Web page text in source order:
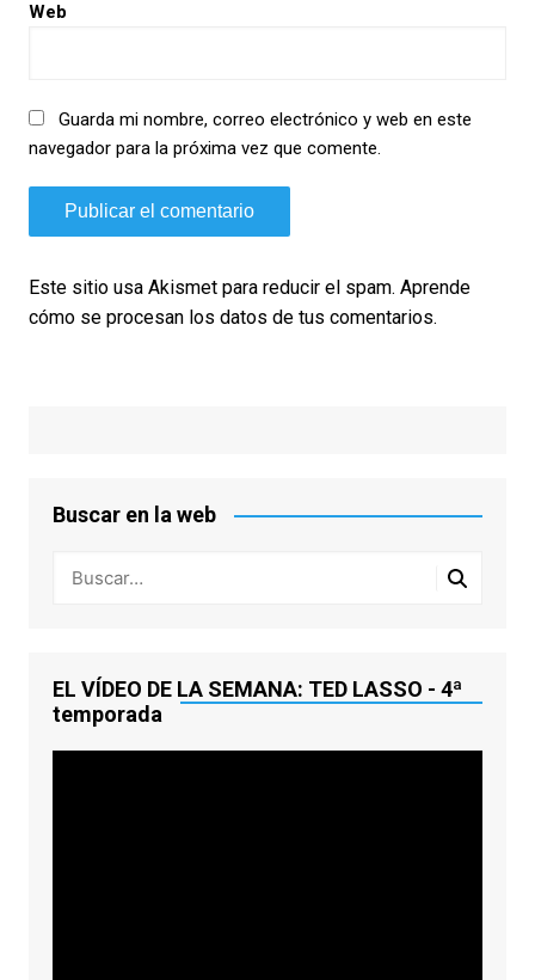
Web
Guarda mi nombre, correo electrónico y web en este
navegador para la próxima vez que comente.
Este sitio usa Akismet para reducir el spam. Aprende
cómo se procesan los datos de tus comentarios.
Buscar en la web
EL VÍDEO DE LA SEMANA: TED LASSO - 4ª
temporada